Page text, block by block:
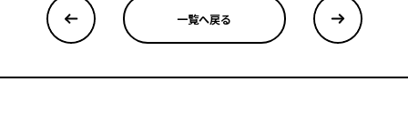
一覧へ戻る